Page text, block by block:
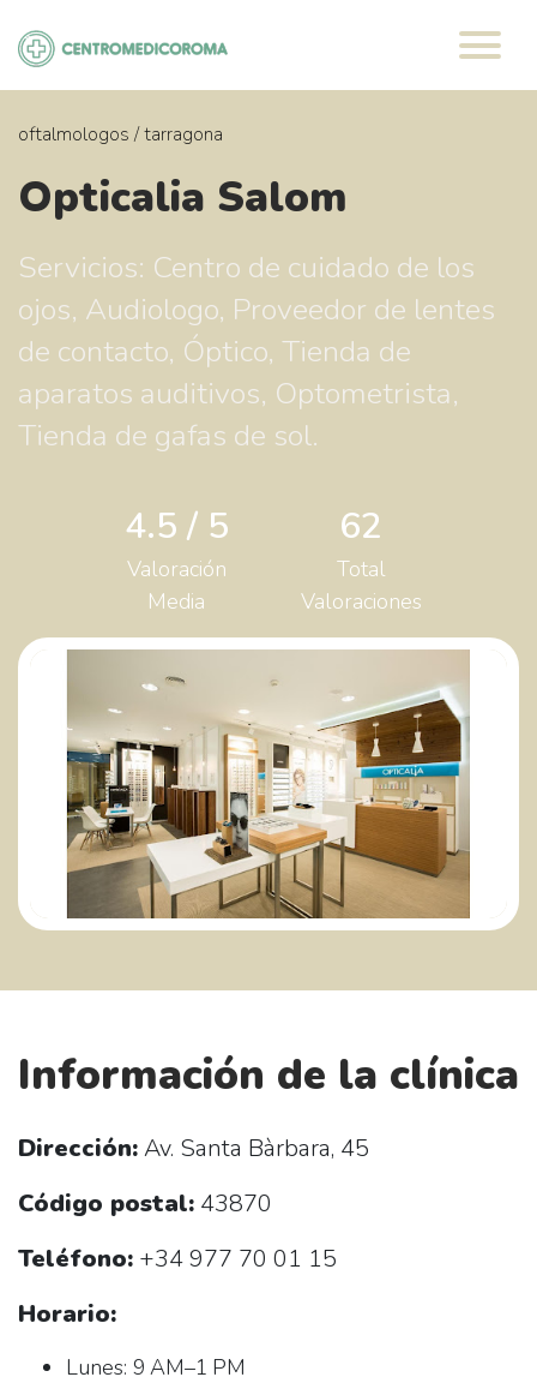
contenido
oftalmologos /tarragona
Opticalia Salom
Servicios: Centro de cuidado de los
ojos, Audiologo, Proveedor de lentes
de contacto, Óptico, Tienda de
aparatos auditivos, Optometrista,
Tienda de gafas de sol.
4.5 / 5
Valoración
Media
62
Total
Valoraciones
Información de la clínica
Dirección:Av. Santa Bàrbara, 45
Código postal: 43870
Teléfono: +34 977 70 01 15
Horario:
Lunes: 9 AM–1 PM